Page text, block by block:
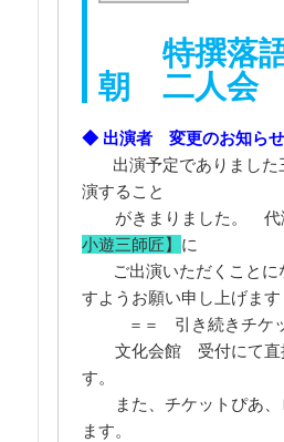
特撰落語
朝 二人会
◆出演者 変更のお知らせ
出演予定でありまし
演すること
がきまりました。 代
小遊三師匠】 に
ご出演いただくこと
すようお願い申し上げます
＝＝ 引き続きチケ
文化会館 受付にて直接
す。
また、チケットぴあ、
ます。